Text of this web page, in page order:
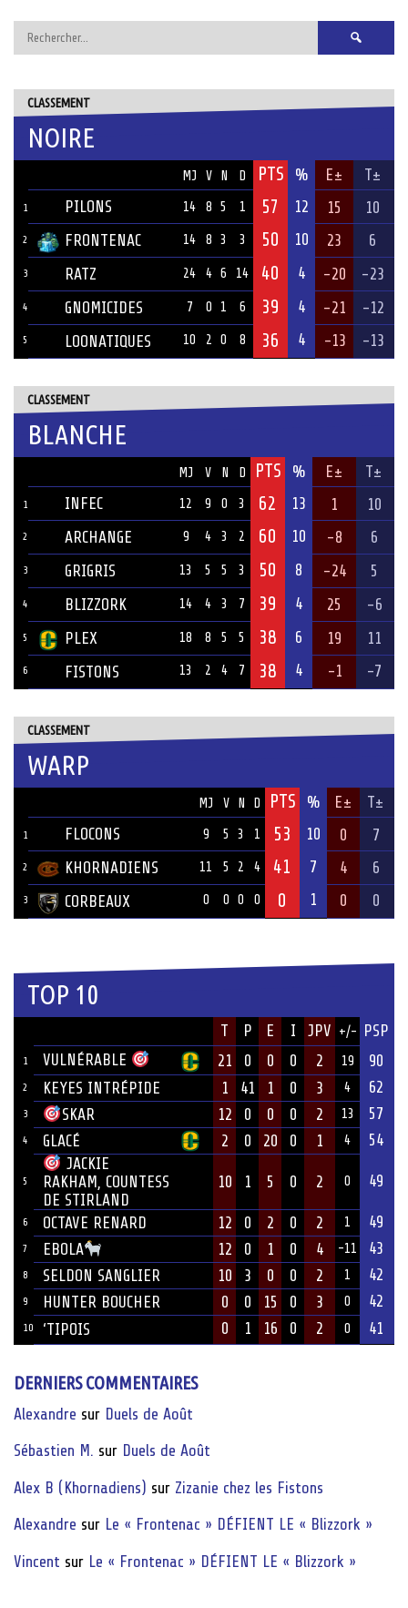
Rechercher :
CLASSEMENT
NOIRE
MJ V N D PTS % E± T±
1 PILONS 14 8 5 1 57 12 15 10
2 FRONTENAC 14 8 3 3 50 10 23 6
3 RATZ 24 4 6 14 40 4 -20 -23
4 GNOMICIDES 7 0 1 6 39 4 -21 -12
5 LOONATIQUES 10 2 0 8 36 4 -13 -13
CLASSEMENT
BLANCHE
MJ V N D PTS % E± T±
1 INFEC 12 9 0 3 62 13 1 10
2 ARCHANGE 9 4 3 2 60 10 -8 6
3 GRIGRIS 13 5 5 3 50 8 -24 5
4 BLIZZORK 14 4 3 7 39 4 25 -6
5 PLEX 18 8 5 5 38 6 19 11
6 FISTONS 13 2 4 7 38 4 -1 -7
CLASSEMENT
WARP
MJ V N D PTS % E± T±
1 FLOCONS 9 5 3 1 53 10 0 7
2 KHORNADIENS 11 5 2 4 41 7 4 6
3 CORBEAUX 0 0 0 0 0 1 0 0
TOP 10
T P E I JPV +/- PSP
1 VULNÉRABLE 21 0 0 0 2 19 90
2 KEYES INTRÉPIDE 1 41 1 0 3 4 62
3 SKAR 12 0 0 0 2 13 57
4 GLACÉ 2 0 20 0 1 4 54
5
JACKIE
RAKHAM, COUNTESS
DE STIRLAND
10 1 5 0 2 0 49
6 OCTAVE RENARD 12 0 2 0 2 1 49
7 EBOLA 12 0 1 0 4 -11 43
8 SELDON SANGLIER 10 3 0 0 2 1 42
9 HUNTER BOUCHER 0 0 15 0 3 0 42
10 ‘TIPOIS 0 1 16 0 2 0 41
DERNIERS COMMENTAIRES
Alexandre sur Duels de Août
Sébastien M. sur Duels de Août
Alex B (Khornadiens) sur Zizanie chez les Fistons
Alexandre sur Le « Frontenac » DÉFIENT LE « Blizzork »
Vincent sur Le « Frontenac » DÉFIENT LE « Blizzork »